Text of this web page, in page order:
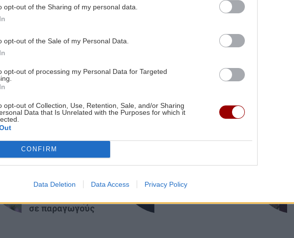
opt-out of the Sharing of my personal data.
opt-out of the Sale of my Personal Data.
opt-out of processing my Personal Data for Targeted
opt-out of Collection, Use, Retention, Sale, and/or Sharing
Data that Is Unrelated with the Purposes for which it
CONFIRM
Data Deletion Data Access Privacy Policy
13:05
μυστικά συστατικά
ΕΛΛΑΔΑ
εκπαιδευτικό για ηθική βλάβη
12:00
GOSSIP - LIFESTYLE
Η Κέιτι Πέρι στην Μύκονο
ΕΛΛΑΔΑ
Μύκονος: Συνελήφθη αστυνομικός για
11:45
ΚΟΙΝΩΝΙΑ
Λάρισα: Η Μητρόπολη "φόρεσε"
οι ειδήσεις
ΟΙΚΟΝΟΜΙΑ
Άνοιξε η
ενισχύσεις de
minimis ύψους
σε παραγωγούς
ΚΡΗΤΗ
ΒΟΑΚ: Αυτοψία
Υπουργό
Υποδομών